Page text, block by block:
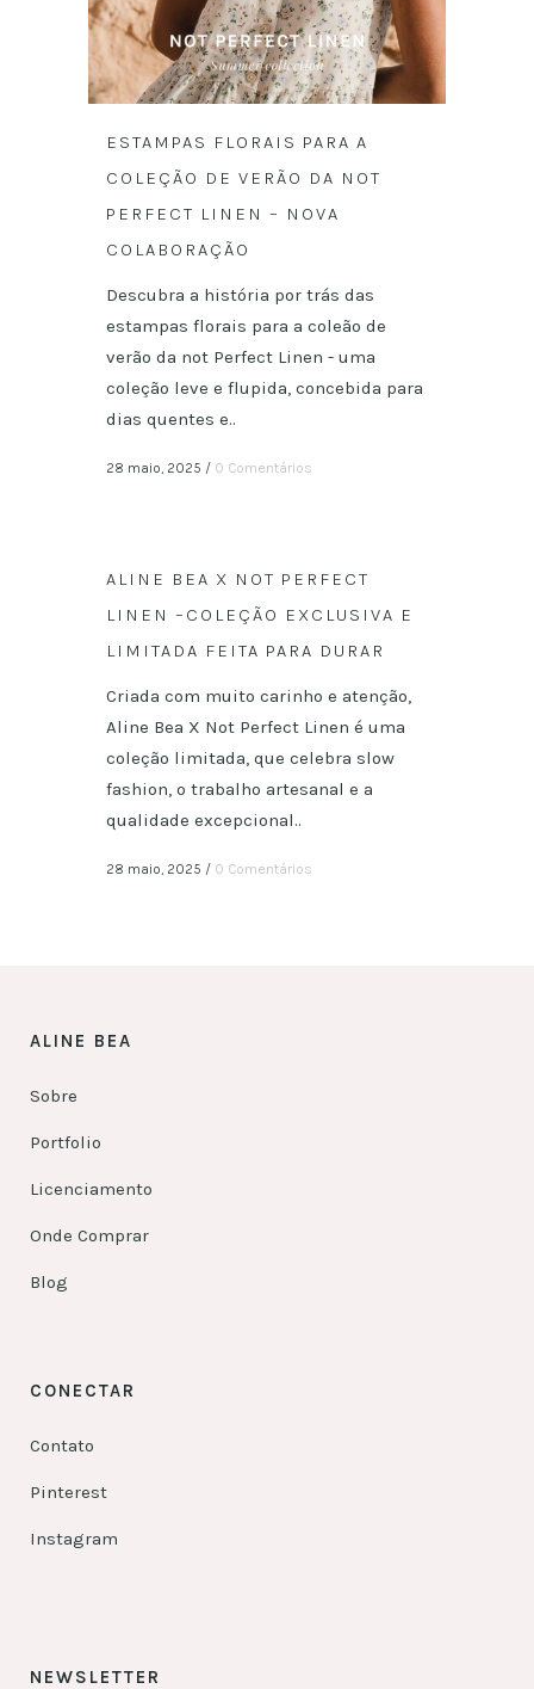
ESTAMPAS FLORAIS PARA A
COLEÇÃO DE VERÃO DA NOT
PERFECT LINEN – NOVA
COLABORAÇÃO
Descubra a história por trás das
estampas florais para a coleão de
verão da not Perfect Linen - uma
coleção leve e flupida, concebida para
dias quentes e..
28 maio, 2025 / 0 Comentários
ALINE BEA X NOT PERFECT
LINEN –COLEÇÃO EXCLUSIVA E
LIMITADA FEITA PARA DURAR
Criada com muito carinho e atenção,
Aline Bea X Not Perfect Linen é uma
coleção limitada, que celebra slow
fashion, o trabalho artesanal e a
qualidade excepcional..
28 maio, 2025 / 0 Comentários
ALINE BEA
Sobre
Portfolio
Licenciamento
Onde Comprar
Blog
CONECTAR
Contato
Pinterest
Instagram
NEWSLETTER